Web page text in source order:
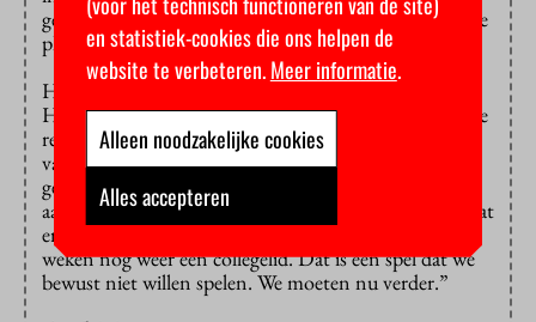
getrokken en gezegd dat we voor de uitvoering van die
plannen beter iemand anders konden zoeken.”
Het vertrek van de rector kwam onverwacht, zegt
Hemerijck. Maar het zorgde wel voor een omslag in de
relatie tussen de partijen. “Het college, in de persoon
van Lex Bouter, heeft zijn verantwoordelijkheid
genomen. Het is duidelijk dat ons signaal is
aangekomen. We willen niet dat de situatie ontstaat dat
er nu een paar decanen opstappen en over een paar
weken nog weer een collegelid. Dat is een spel dat we
bewust niet willen spelen. We moeten nu verder.”
en statistiek-cookies die ons helpen de
website te verbeteren.Meer informatie.
Alleen noodzakelijke cookies
Alles accepteren